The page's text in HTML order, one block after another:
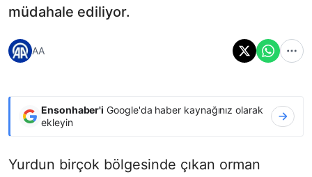
müdahale ediliyor.
AA
Ensonhaber'i Google'da haber kaynağınız olarak
ekleyin
Yurdun birçok bölgesinde çıkan orman